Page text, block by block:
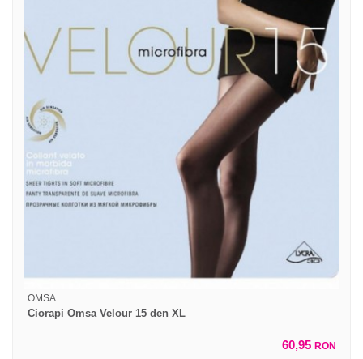
OMSA
Ciorapi Omsa Velour 15 den XL
60,95 RON